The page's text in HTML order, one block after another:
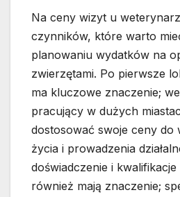
Na ceny wizyt u
czynników, które warto
planowaniu wydatków na
zwierzętami. Po pierwsze
ma kluczowe znaczenie;
pracujący w dużych
dostosować swoje ceny
życia i prowadzenia
doświadczenie i
również mają znaczenie;